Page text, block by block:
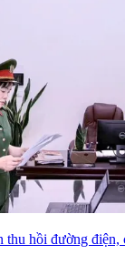
thu hồi đường điện,